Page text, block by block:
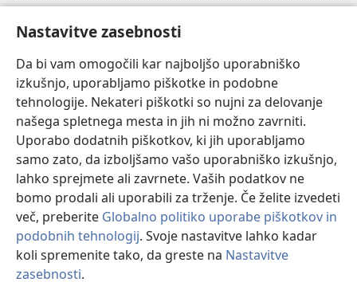
Nastavitve zasebnosti
Da bi vam omogočili kar najboljšo uporabniško
izkušnjo, uporabljamo piškotke in podobne
tehnologije. Nekateri piškotki so nujni za delovanje
našega spletnega mesta in jih ni možno zavrniti.
Uporabo dodatnih piškotkov, ki jih uporabljamo
samo zato, da izboljšamo vašo uporabniško izkušnjo,
lahko sprejmete ali zavrnete. Vaših podatkov ne
bomo prodali ali uporabili za trženje. Če želite izvedeti
več, preberite Globalno politiko uporabe piškotkov in
podobnih tehnologij. Svoje nastavitve lahko kadar
koli spremenite tako, da greste na Nastavitve
zasebnosti.
(odpre
novo
okno) Watchtowerjeva SPLETNA KNJIŽNICA™
(odpre
novo
okno) JW Hub
(odpre
novo
okno)JW Library
Watchtower Library
Copyright© 2026 Watch Tower Bible and Tract Society of Pennsylvania.
POGOJI UPORABE